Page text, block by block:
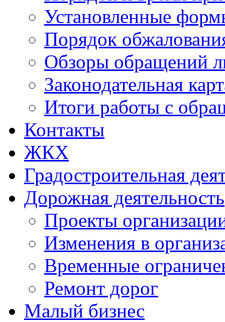
Установленные
Порядок
Обзоры обращений
Законодательная
Итоги работы с
Контакты
ЖКХ
Градостроительная
Дорожная деятельность
Проекты
Изменения в
Временные
Ремонт дорог
Малый бизнес